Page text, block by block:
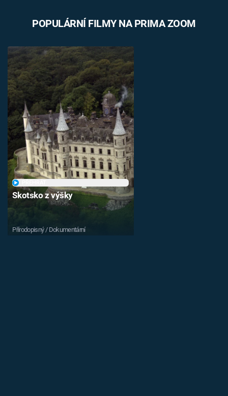
POPULÁRNÍ FILMY NA PRIMA ZOOM
Skotsko z výšky
Přírodopisný / Dokumentární